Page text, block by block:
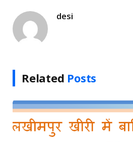
desi
Related Posts